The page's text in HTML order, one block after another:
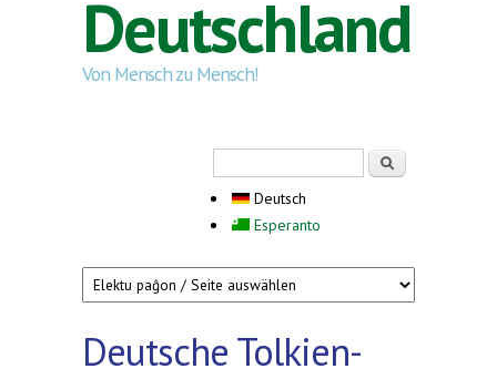
Deutschland
Von Mensch zu Mensch!
Deutsch
Esperanto
Deutsche Tolkien-